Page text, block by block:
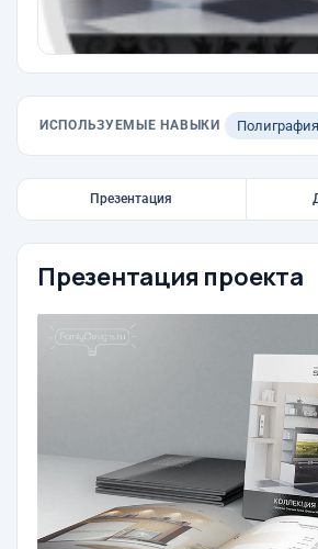
ИСПОЛЬЗУЕМЫЕ НАВЫКИ Полиграфия
Презентация
Презентация проекта